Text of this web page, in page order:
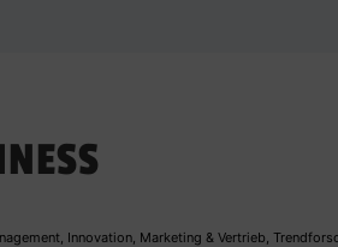
, Innovation, Marketing & Vertrieb,